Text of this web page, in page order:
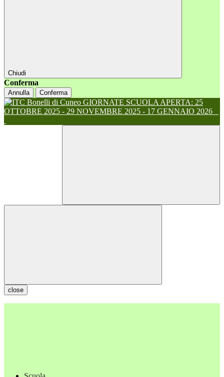
Chiudi
Conferma
Annulla Conferma
GIORNATE SCUOLA APERTA: 25
OTTOBRE 2025 - 29 NOVEMBRE 2025 - 17 GENNAIO 2026
close